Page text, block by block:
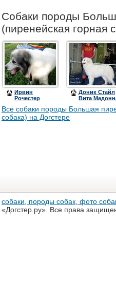
Собаки породы
(пиренейская горная
Ирвин
Рочестер
Доник Стайл
Вита
Все собаки породы Большая
собака) на Догстере
собаки, породы собак, фото
«Догстер.ру». Все права